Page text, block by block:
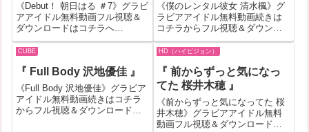
《Debut！ 朝日はる ＃7》グラビ
アアイドル無料動画フル視聴＆
ダウンロードはコチラへ
『Debut！ 朝日はる ＃7』の作品
IDが519491のグラビアアイドル
し無料動画が見れない場合もあ
ります。その場合はバナ...
《僕のレンタル彼女 清水楓》グ
ラビアアイドル無料動画続きは
コチラからフル視聴＆ダウンロ
ードはコチラへ『僕のレンタル
彼女 清水楓』の作品IDが259671
介！一部作品はお試し無料動画
が見れない場合もあります。そ
CUBE
『 Full Body 沢地優佳 』
《Full Body 沢地優佳》グラビア
アイドル無料動画続きはコチラ
からフル視聴＆ダウンロードは
HD（ハイビジョン）
『 前からずっと気になっ
てた 桜井木穂 』
《前からずっと気になってた 桜
井木穂》グラビアアイドル無料
動画フル視聴＆ダウンロードは